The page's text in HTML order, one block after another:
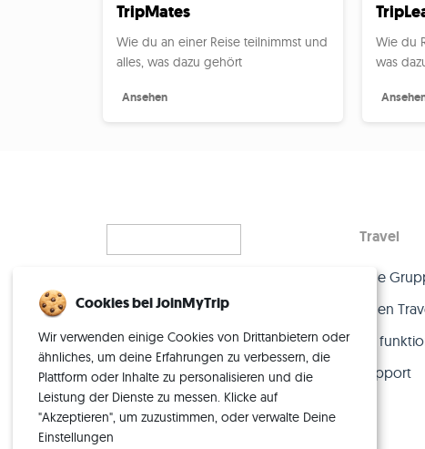
TripMates
Wie du an einer Reise teilnimmst und
alles, was dazu gehört
Ansehen
Wie du
was
– mit der perfekten Crew.
Travel
Eine
Einen
So
Support
Cookies bei JoinMyTrip
Wir verwenden einige Cookies von Drittanbietern oder
ähnliches, um deine Erfahrungen zu verbessern, die
Plattform oder Inhalte zu personalisieren und die
Leistung der Dienste zu messen. Klicke auf
"Akzeptieren", um zuzustimmen, oder verwalte Deine
Einstellungen